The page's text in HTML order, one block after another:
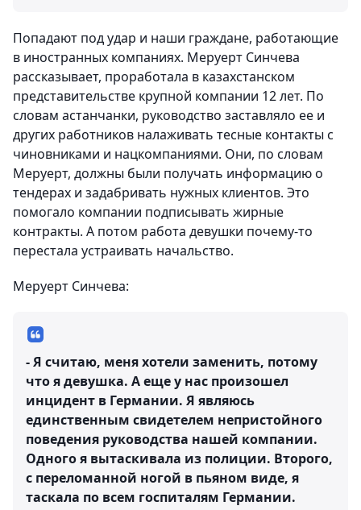
Попадают под удар и наши граждане, работающие
в иностранных компаниях. Меруерт Синчева
рассказывает, проработала в казахстанском
представительстве крупной компании 12 лет. По
словам астанчанки, руководство заставляло ее и
других работников налаживать тесные контакты с
чиновниками и нацкомпаниями. Они, по словам
Меруерт, должны были получать информацию о
тендерах и задабривать нужных клиентов. Это
помогало компании подписывать жирные
контракты. А потом работа девушки почему-то
перестала устраивать начальство.
Меруерт Синчева:
- Я считаю, меня хотели заменить, потому
что я девушка. А еще у нас произошел
инцидент в Германии. Я являюсь
единственным свидетелем непристойного
поведения руководства нашей компании.
Одного я вытаскивала из полиции. Второго,
с переломанной ногой в пьяном виде, я
таскала по всем госпиталям Германии.